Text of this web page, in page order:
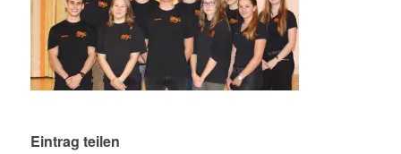
Eintrag teilen